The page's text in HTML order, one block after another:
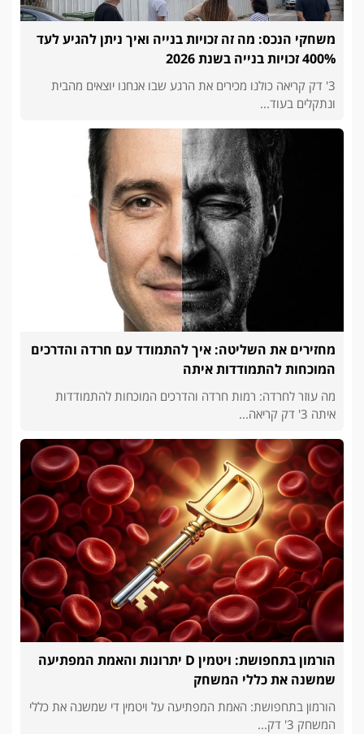
משחקי הנכס: מה זה זכויות בנייה ואיך ניתן להגיע לעד
400% זכויות בנייה בשנת 2026
3' דק קריאה כולנו מכירים את הרגע שבו אנחנו יוצאים מהבית
ונתקלים בעוד...
מחזירים את השליטה: איך להתמודד עם חרדה והדרכים
המוכחות להתמודדות איתה
מה עוזר לחרדה: רמות חרדה והדרכים המוכחות להתמודדות
איתה 3' דק קריאה...
הורמון בתחפושת: ויטמין D יתרונות והאמת המפתיעה
שמשנה את כללי המשחק
הורמון בתחפושת: האמת המפתיעה על ויטמין די שמשנה את כללי
המשחק 3' דק...